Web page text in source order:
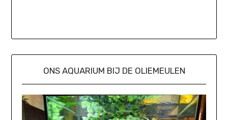
ONS AQUARIUM BIJ DE OLIEMEULEN